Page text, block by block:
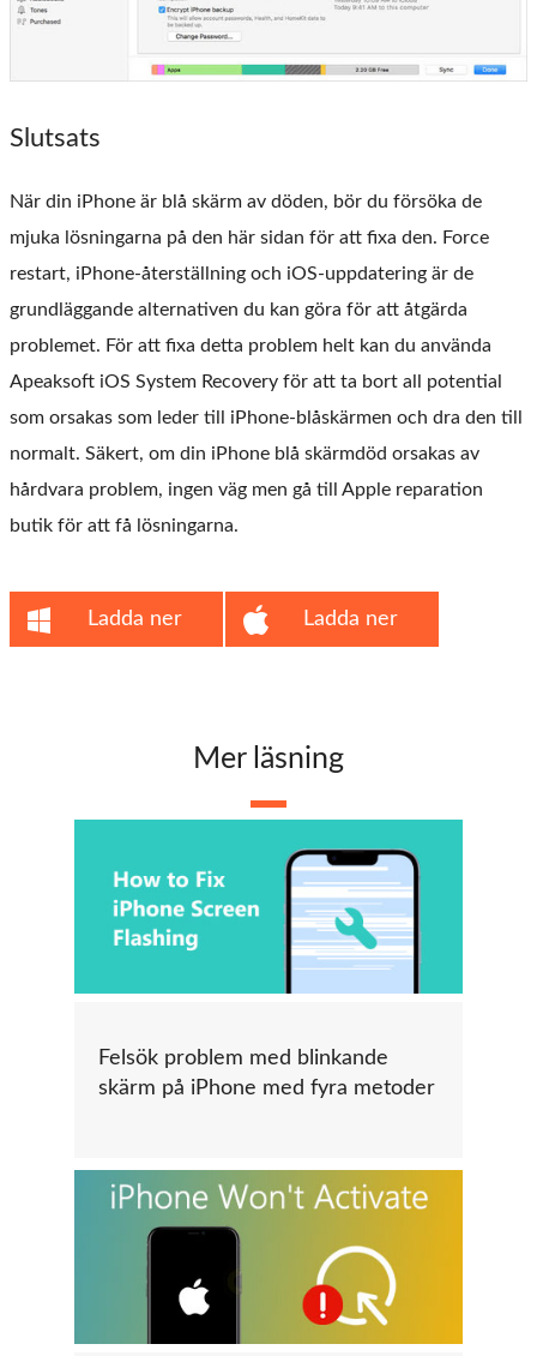
Slutsats
När din iPhone är blå skärm av döden, bör du försöka de
mjuka lösningarna på den här sidan för att fixa den. Force
restart, iPhone-återställning och iOS-uppdatering är de
grundläggande alternativen du kan göra för att åtgärda
problemet. För att fixa detta problem helt kan du använda
Apeaksoft iOS System Recovery för att ta bort all potential
som orsakas som leder till iPhone-blåskärmen och dra den till
normalt. Säkert, om din iPhone blå skärmdöd orsakas av
hårdvara problem, ingen väg men gå till Apple reparation
butik för att få lösningarna.
Ladda ner Ladda ner
Mer läsning
Felsök problem med blinkande
skärm på iPhone med fyra metoder